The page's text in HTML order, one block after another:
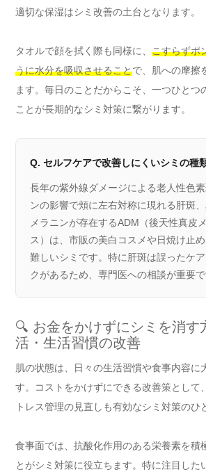
適切な保湿はシミ改善の土台となります。
タオルで顔を拭く際も同様に、 こすらずポ
うに水分を吸収させることで、肌への摩擦
ます。毎日のことだからこそ、一つひとつ
ことが長期的なシミ対策に繋がります。
Q. セルフケアで改善しにくいシミの種
長年の紫外線ダメージによる老人性色
ンの影響で頬に左右対称に現れる肝斑
メラニンが存在するADM（後天性真皮
ス）は、市販の美白コスメや日焼け止
難しいシミです。特に肝斑は誤ったケ
クがあるため、専門医への相談が重要で
🔍 お金をかけずにシミを消
活・生活習慣の改善
肌の状態は、日々の生活習慣や食事内容に
す。コストをかけずにできる改善策として
トレス管理の見直しも有効なシミ対策のひ
食事面では、抗酸化作用のある栄養素を積
とがシミ対策に役立ちます。特に注目した